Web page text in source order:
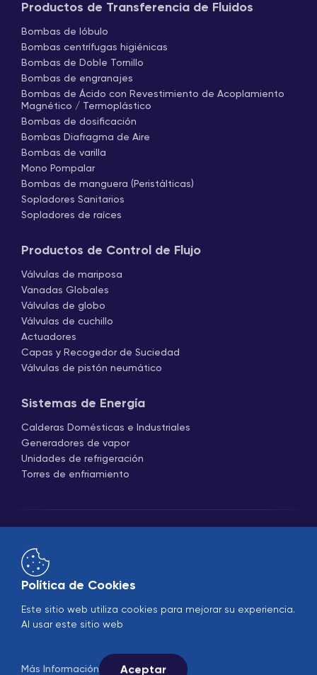
Productos de Transferencia de Fluidos
Bombas de lóbulo
Bombas centrífugas higiénicas
Bombas de Doble Tornillo
Bombas de engranajes
Bombas de Ácido con Revestimiento de Acoplamiento
Magnético / Termoplástico
Bombas de dosificación
Bombas Diafragma de Aire
Bombas de varilla
Mono Pompalar
Bombas de manguera (Peristálticas)
Sopladores Sanitarios
Sopladores de raíces
Productos de Control de Flujo
Válvulas de mariposa
Vanadas Globales
Válvulas de globo
Válvulas de cuchillo
Actuadores
Capas y Recogedor de Suciedad
Válvulas de pistón neumático
Sistemas de Energía
Calderas Domésticas e Industriales
Generadores de vapor
Unidades de refrigeración
Torres de enfriamiento
Comercio
© 2005-2026 Ekin Industrial - Todos los derechos
Síguenos en las redes sociales.
Política de Cookies
Este sitio web utiliza cookies para mejorar su experiencia.
Al usar este sitio web
Más Información Aceptar